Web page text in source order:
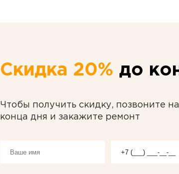
Скидка 20% до
Чтобы получить скидку, позвоните
конца дня и закажите ремонт